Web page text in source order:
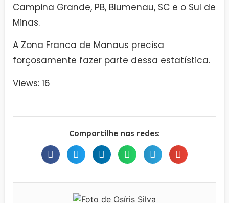
Campina Grande, PB, Blumenau, SC e o Sul de
Minas.
A Zona Franca de Manaus precisa
forçosamente fazer parte dessa estatística.
Views: 16
Compartilhe nas redes: